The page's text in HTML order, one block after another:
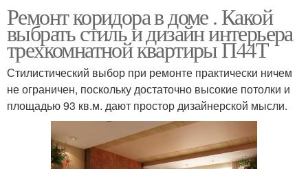
Ремонт коридора в доме . Какой
выбрать стиль и дизайн интерьера
трехкомнатной квартиры П44Т
Стилистический выбор при ремонте практически ничем
не ограничен, поскольку достаточно высокие потолки и
площадью 93 кв.м. дают простор дизайнерской мысли.